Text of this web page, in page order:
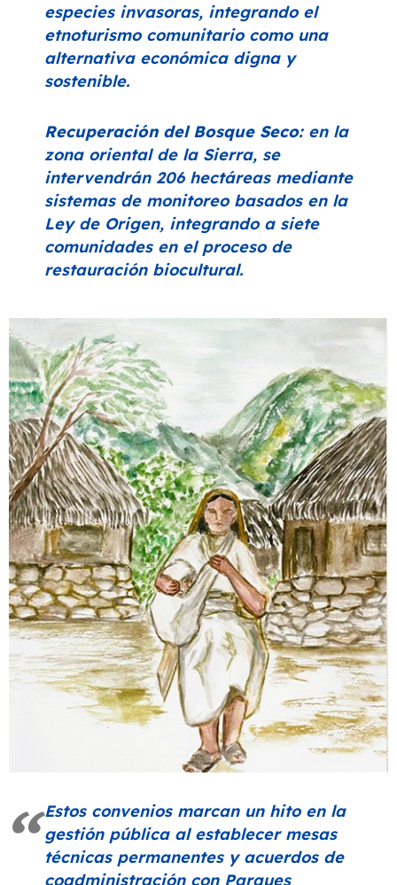
especies invasoras, integrando el
etnoturismo comunitario como una
alternativa económica digna y
sostenible.
Recuperación del Bosque Seco:en la
zona oriental de la Sierra, se
intervendrán 206 hectáreas mediante
sistemas de monitoreo basados en la
Ley de Origen, integrando a siete
comunidades en el proceso de
restauración biocultural.
Estos convenios marcan un hito en la
gestión pública al establecer mesas
técnicas permanentes y acuerdos de
coadministración con Parques